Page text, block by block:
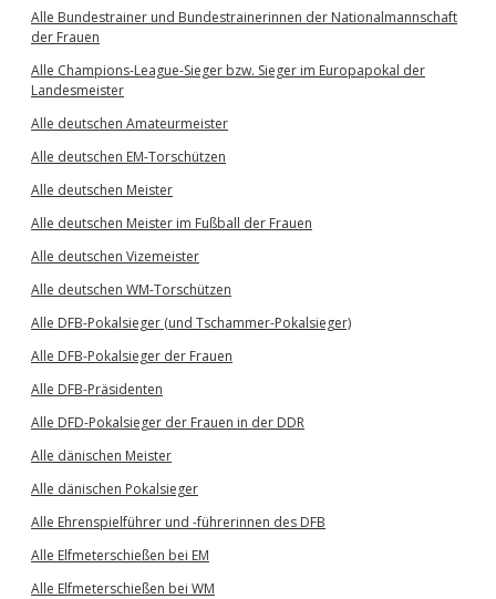
Alle Bundestrainer und Bundestrainerinnen der Nationalmannschaft
der Frauen
Alle Champions-League-Sieger bzw. Sieger im Europapokal der
Landesmeister
Alle deutschen Amateurmeister
Alle deutschen EM-Torschützen
Alle deutschen Meister
Alle deutschen Meister im Fußball der Frauen
Alle deutschen Vizemeister
Alle deutschen WM-Torschützen
Alle DFB-Pokalsieger (und Tschammer-Pokalsieger)
Alle DFB-Pokalsieger der Frauen
Alle DFB-Präsidenten
Alle DFD-Pokalsieger der Frauen in der DDR
Alle dänischen Meister
Alle dänischen Pokalsieger
Alle Ehrenspielführer und -führerinnen des DFB
Alle Elfmeterschießen bei EM
Alle Elfmeterschießen bei WM